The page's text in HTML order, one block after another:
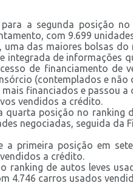
a segunda posição
com 9.699
das maiores bolsas
integrada de informações
de financiamento de
(contemplados e não
financiados e passou
vendidos a crédito.
posição no ranking
negociadas, seguida da
primeira posição em
a crédito.
de autos leves
4.746 carros usados